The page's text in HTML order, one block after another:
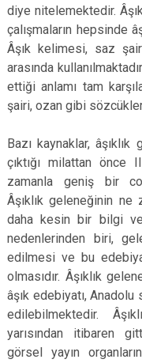
Narman
diye nitelemektedir.
çalışmaların hepsinde
Âşık kelimesi, saz
arasında
ettiği anlamı tam
şairi, ozan gibi sözcükler
Bazı kaynaklar,
çıktığı milattan önce
zamanla geniş bir
Âşıklık geleneğinin
daha kesin bir bilgi
nedenlerinden biri,
edilmesi ve bu
olmasıdır. Âşıklık
âşık edebiyatı,
edilebilmektedir.
yarısından itibaren
görsel yayın